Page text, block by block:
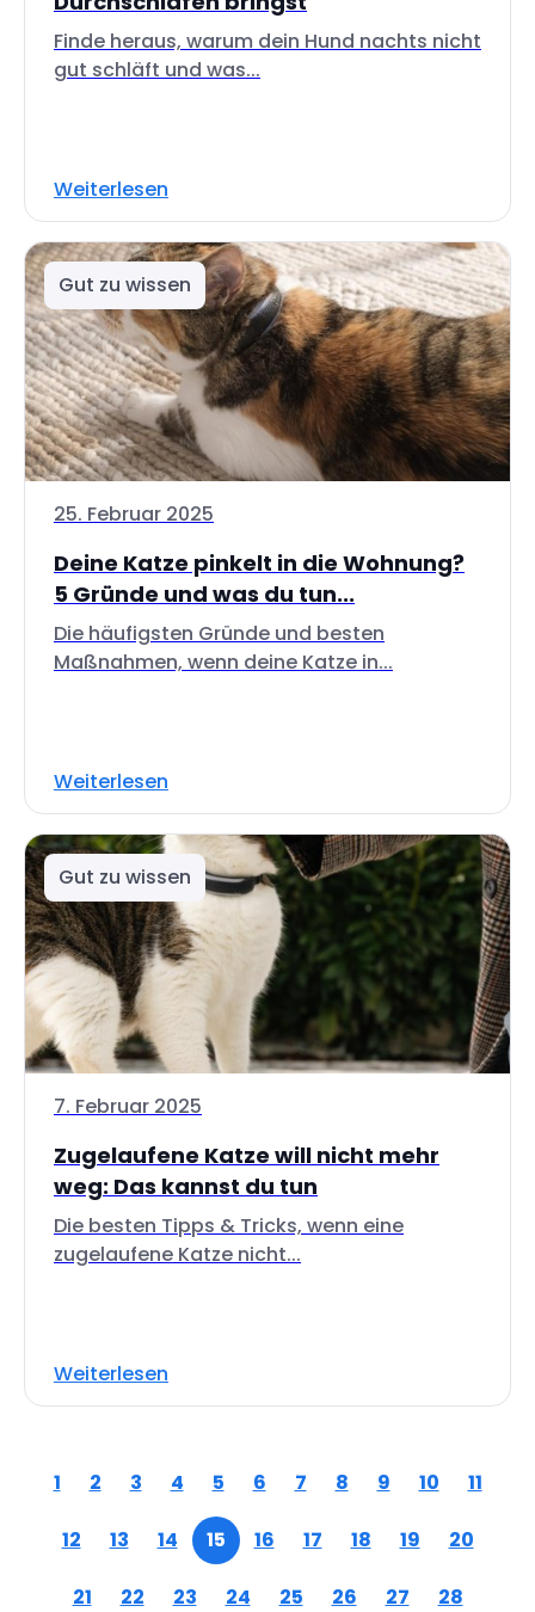
Finde heraus, warum dein Hund nachts nicht
gut schläft und was...
Weiterlesen
Gut zu wissen
25. Februar 2025
Deine Katze pinkelt in die Wohnung?
5 Gründe und was du tun...
Die häufigsten Gründe und besten
Maßnahmen, wenn deine Katze in...
Weiterlesen
Gut zu wissen
7. Februar 2025
Zugelaufene Katze will nicht mehr
weg: Das kannst du tun
Die besten Tipps & Tricks, wenn eine
zugelaufene Katze nicht...
Weiterlesen
1 2 3 4 5 6 7 8 9 10 11
12 13 14 15 16 17 18 19 20
21 22 23 24 25 26 27 28